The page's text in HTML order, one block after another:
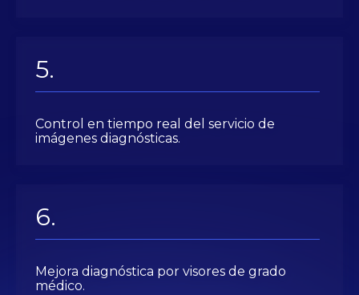
Control en tiempo real del servicio de
imágenes diagnósticas.
Mejora diagnóstica por visores de grado
médico.